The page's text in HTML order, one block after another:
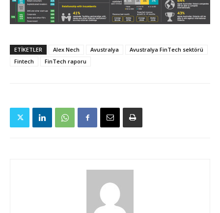
ETIKETLER Alex Nech Avustralya
Avustralya FinTech sektörü
Fintech
FinTech raporu